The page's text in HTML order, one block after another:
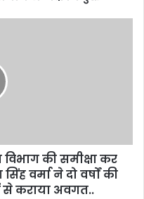
विभाग की समीक्षा कर
वर्मा ने दो वर्षों की
से कराया अवगत..